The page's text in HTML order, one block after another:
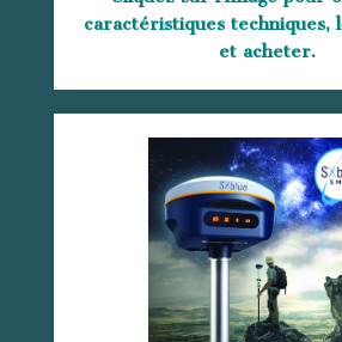
caractéristiques techniques,
et acheter.